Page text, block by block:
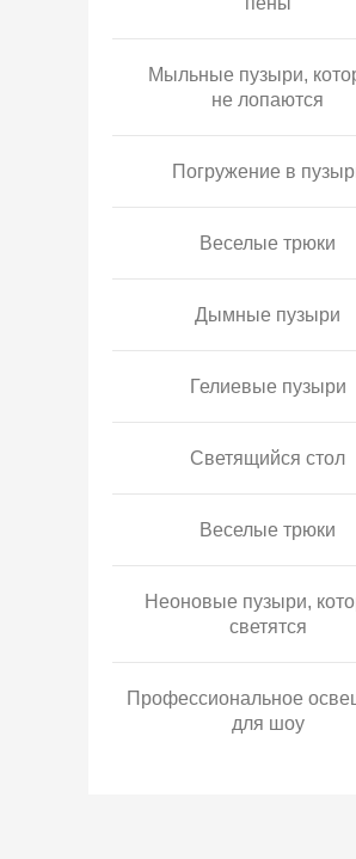
Мыльные пузыри,
не лопаются
Погружение в
Веселые трюки
Дымные пузыри
Гелиевые пузыри
Светящийся стол
Веселые трюки
Неоновые пузыри,
светятся
Профессиональное
для шоу